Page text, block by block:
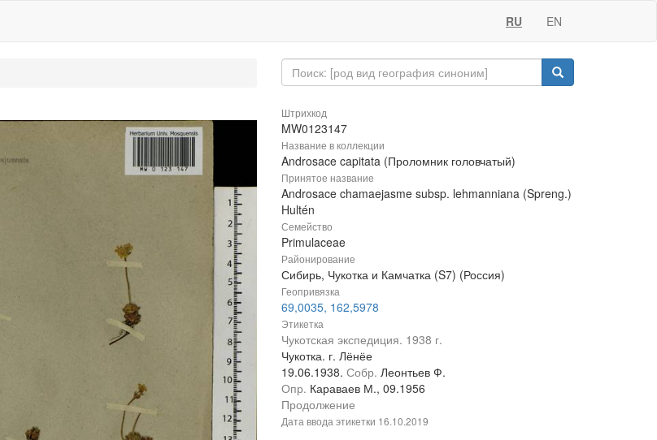
RU EN
Штрихкод
MW0123147
Название в коллекции
Androsace capitata (Проломник головчатый)
Принятое название
Androsace chamaejasme subsp. lehmanniana (Spreng.)
Hultén
Семейство
Primulaceae
Районирование
Сибирь, Чукотка и Камчатка (S7) (Россия)
Геопривязка
69,0035, 162,5978
Этикетка
Чукотская экспедиция. 1938 г.
Чукотка. г. Лёнёе
19.06.1938. Собр. Леонтьев Ф.
Опр. Караваев М., 09.1956
Продолжение
Дата ввода этикетки 16.10.2019